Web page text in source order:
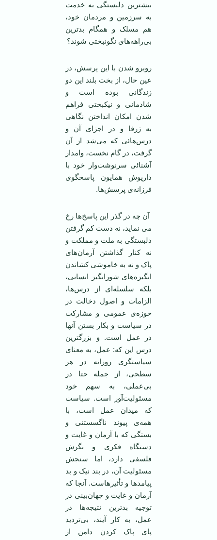
بیشترین دلبستگی به خدمت
به سرزمین و مردمان خود،
هم مسلک و همگام بدترین
بی‌راهه‌های نگونبختی شوند؟
روبرو شدن با این پرسش، در
عین حال، از بخت بلند این دو
زندگانی بوده است و
شادمانی و نیکبختی فراهم
شدن امکان انداختن نگاهی
به ژرفا و در اجزای آن و
درس‌هائی که می‌شد از آن
گرفت، در گام نخست، وامدار
آشنائی سرنوشت‌وار خود با
داریوش همایون پاسخگوی
فرزانه‌ی پرسش‌ها.
آن چه در گذر این پاسخ‌ها رخ
می نماید، نه دست کم گرفتن
دلبستگی به ملت و مملکت و
نه کنار گذاشتن آرمان‌های
پاک و نه به خاموشی کشاندن
انگیزه‌های شورانگیز انسانی،
بلکه سلسله‌ای از درس‌ها،
الزامات و اصول دخالت در
حوزه‌‌ی عمومی و مشارکت
در سیاست و بکار بستن آنها
در عمل است. و بزرگترین
درس این که: عمل، به معنای
سیاستگری روزانه در هر
سطحی، از جمله حتا در
بی‌عملی، به سهم خود
مسئولیت‌آور است. سیاست
که میدان عمل است، با
همه‌ی پیوند ناگسستنی و
بستگی که با آرمان و غایت و
دستگاه فکری و نگرش
فلسفی دارد، اما سنجش
مسئولیت آن، در بند نیک و بد
پیامدها و تأثیرهاست. آنجا که
آرمان و غایت و جهان‌بینی در
توجیه بدترین نتیجه‌ها در
عمل، به کار آیند، بی‌تردید
پای پاک کردن دامن از